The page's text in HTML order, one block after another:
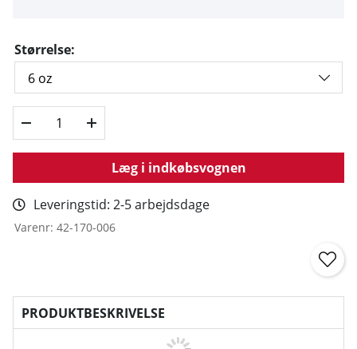
Størrelse:
Læg i indkøbsvognen
Leveringstid: 2-5 arbejdsdage
Varenr: 42-170-006
PRODUKTBESKRIVELSE